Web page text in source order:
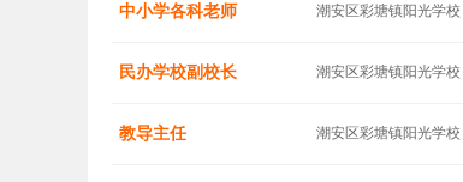
中小学各科老师 潮安区彩塘镇阳光学校
民办学校副校长 潮安区彩塘镇阳光学校
教导主任 潮安区彩塘镇阳光学校